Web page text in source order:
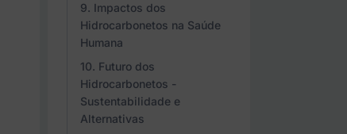
Impactos dos
Hidrocarbonetos na Saúde
Humana
Futuro dos
Hidrocarbonetos -
Sustentabilidade e
Alternativas